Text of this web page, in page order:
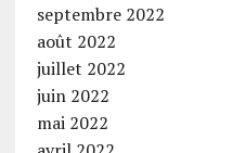
septembre 2022
août 2022
juillet 2022
juin 2022
mai 2022